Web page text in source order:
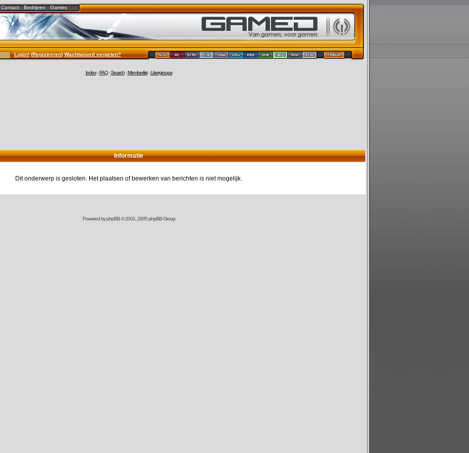
Contact Bedrijven Games
Login!(Registreren)Wachtwoord vergeten?
Index-FAQ-Search-Memberlist-Usergroups
Informatie
Dit onderwerp is gesloten. Het plaatsen of bewerken van berichten is niet mogelijk.
Powered byphpBB© 2001, 2005 phpBB Group